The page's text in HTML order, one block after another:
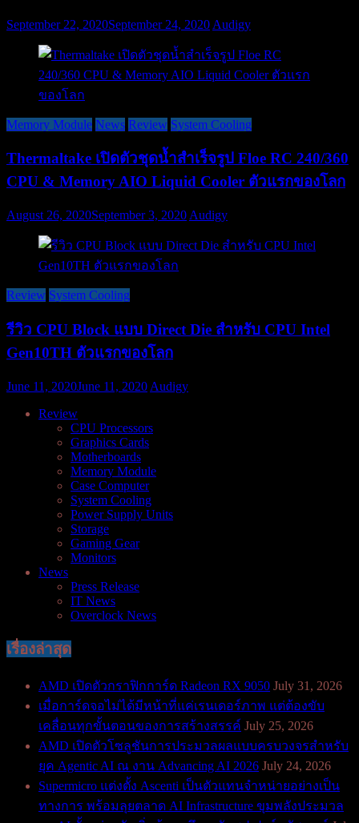
September 22, 2020September 24, 2020 Audigy
Memory Module News Review System Cooling
Thermaltake เปิดตัวชุดน้ำสำเร็จรูป Floe RC 240/360
CPU & Memory AIO Liquid Cooler ตัวแรกของโลก
August 26, 2020September 3, 2020 Audigy
Review System Cooling
รีวิว CPU Block แบบ Direct Die สำหรับ CPU Intel
Gen10TH ตัวแรกของโลก
June 11, 2020June 11, 2020 Audigy
Review
CPU Processors
Graphics Cards
Motherboards
Memory Module
Case Computer
System Cooling
Power Supply Units
Storage
Gaming Gear
Monitors
News
Press Release
IT News
Overclock News
เรื่องล่าสุด
AMD เปิดตัวกราฟิกการ์ด Radeon RX 9050 July 31, 2026
เมื่อการ์ดจอไม่ได้มีหน้าที่แค่เรนเดอร์ภาพ แต่ต้องขับ
เคลื่อนทุกขั้นตอนของการสร้างสรรค์ July 25, 2026
AMD เปิดตัวโซลูชันการประมวลผลแบบครบวงจรสำหรับ
ยุค Agentic AI ณ งาน Advancing AI 2026 July 24, 2026
Supermicro แต่งตั้ง Ascenti เป็นตัวแทนจำหน่ายอย่างเป็น
ทางการ พร้อมลุยตลาด AI Infrastructure ขุมพลังประมวล